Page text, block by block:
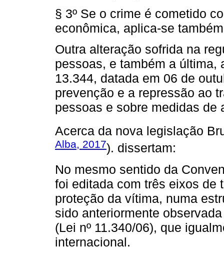
§ 3º Se o crime é cometido
econômica, aplica-se
Outra alteração sofrida na
pessoas, e também a última,
13.344, datada em 06 de
prevenção e a repressão ao
pessoas e sobre medidas de
Acerca da nova legislação
Alba, 2017). dissertam:
No mesmo sentido da
foi editada com três eixos de
proteção da vítima, numa
sido anteriormente
(Lei nº 11.340/06), que
internacional.